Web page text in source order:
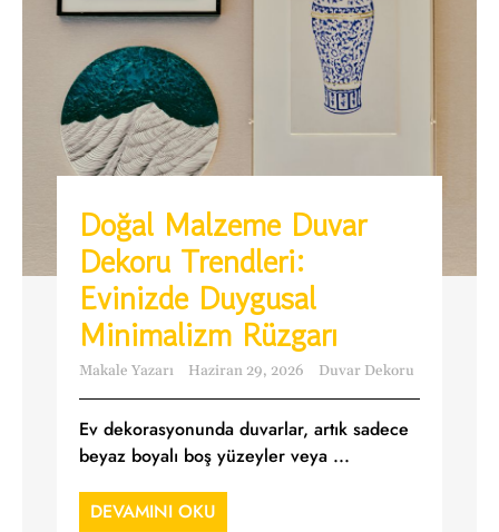
Doğal Malzeme Duvar
Dekoru Trendleri:
Evinizde Duygusal
Minimalizm Rüzgarı
Makale Yazarı Haziran 29, 2026 Duvar Dekoru
Ev dekorasyonunda duvarlar, artık sadece
beyaz boyalı boş yüzeyler veya ...
DEVAMINI OKU